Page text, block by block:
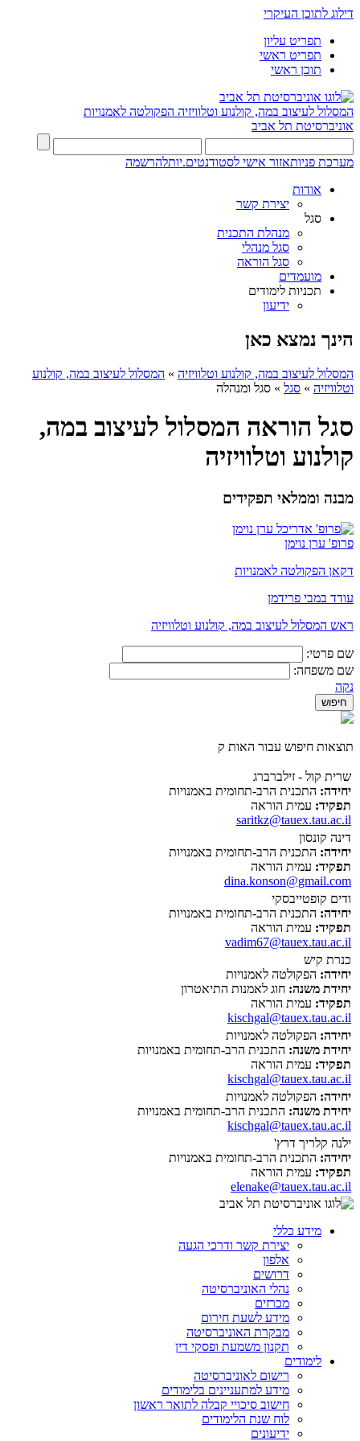
דילוג לתוכן העיקרי
תפריט עליון
תפריט ראשי
תוכן ראשי
המסלול לעיצוב במה, קולנוע וטלוויזיה הפקולטה לאמנויות
אוניברסיטת תל אביב
מערכת פניותאזור אישי לסטודנטים.יותלהרשמה
אודות
יצירת קשר
סגל
מנהלת התכנית
סגל מנהלי
סגל הוראה
מועמדים
תכניות לימודים
ידיעון
הינך נמצא כאן
המסלול לעיצוב במה, קולנוע וטלוויזיה » המסלול לעיצוב במה, קולנוע
וטלוויזיה » סגל » סגל ומנהלה
סגל הוראה המסלול לעיצוב במה,
קולנוע וטלוויזיה
מבנה וממלאי תפקידים
פרופ' ערן נוימן
דקאן הפקולטה לאמנויות
עודד במבי פרידמן
ראש המסלול לעיצוב במה, קולנוע וטלוויזיה
שם פרטי:
שם משפחה:
נקה
תוצאות חיפוש עבור האות ק
שרית קול - זילברברג
יחידה: התכנית הרב-תחומית באמנויות
תפקיד: עמית הוראה
saritkz@tauex.tau.ac.il
דינה קונסון
יחידה: התכנית הרב-תחומית באמנויות
תפקיד: עמית הוראה
dina.konson@gmail.com
ודים קופטייבסקי
יחידה: התכנית הרב-תחומית באמנויות
תפקיד: עמית הוראה
vadim67@tauex.tau.ac.il
כנרת קיש
יחידה: הפקולטה לאמנויות
יחידת משנה: חוג לאמנות התיאטרון
תפקיד: עמית הוראה
kischgal@tauex.tau.ac.il
יחידה: הפקולטה לאמנויות
יחידת משנה: התכנית הרב-תחומית באמנויות
תפקיד: עמית הוראה
kischgal@tauex.tau.ac.il
יחידה: הפקולטה לאמנויות
יחידת משנה: התכנית הרב-תחומית באמנויות
kischgal@tauex.tau.ac.il
ילנה קלריך דרץ'
יחידה: התכנית הרב-תחומית באמנויות
תפקיד: עמית הוראה
elenake@tauex.tau.ac.il
מידע כללי
יצירת קשר ודרכי הגעה
אלפון
דרושים
נהלי האוניברסיטה
מכרזים
מידע לשעת חירום
מבקרת האוניברסיטה
תקנון משמעת ופסקי דין
לימודים
רישום לאוניברסיטה
מידע למתעניינים בלימודים
חישוב סיכויי קבלה לתואר ראשון
לוח שנת הלימודים
ידיעונים